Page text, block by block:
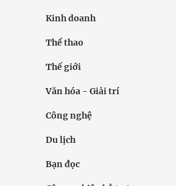
Kinh doanh
Thể thao
Thế giới
Văn hóa - Giải trí
Công nghệ
Du lịch
Bạn đọc